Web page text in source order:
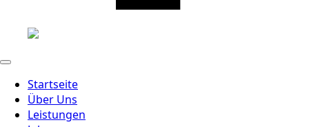
Startseite
Über Uns
Leistungen